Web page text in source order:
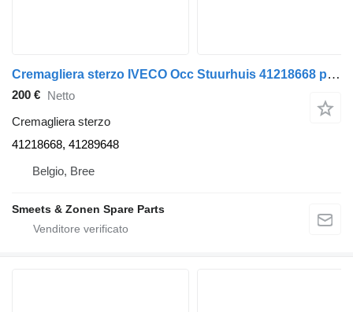
Cremagliera sterzo IVECO Occ Stuurhuis 41218668 per camion
200 € Netto
Cremagliera sterzo
41218668, 41289648
Belgio, Bree
Smeets & Zonen Spare Parts